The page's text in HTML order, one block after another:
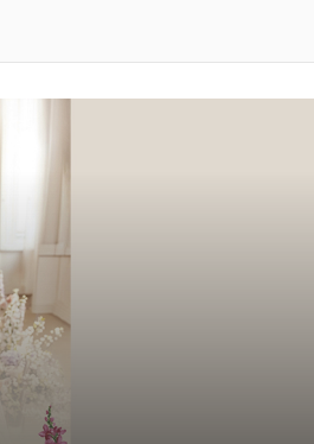
प्रिया काकडे की सलाह
सूरत में हाई लाइफ एग्जिबिशन १ और २ फरवरी को
भारत की सबसे बड़ी फैशन प्रदर्शनी कंपनी हाईलाइफ
एग्जिबिशन द्वारा हाईलाइफ ब्राइड्स प्रदर्शनी १७
और १८ दिसंबर को सूरत के होटल मैरियट में
आयोजित किया जाएगा